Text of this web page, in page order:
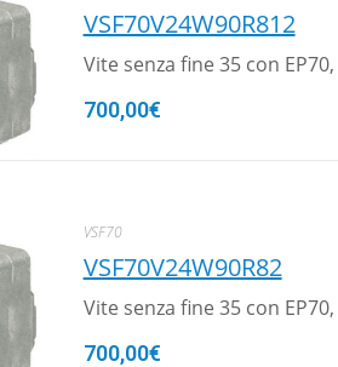
VSF70V24W90R812
Vite senza fine 35 con
700,00€
VSF70
VSF70V24W90R82
Vite senza fine 35 con
700,00€